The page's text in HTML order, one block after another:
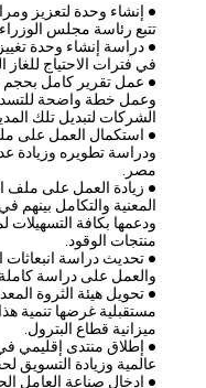
● إنشاء وحدة لتعزيز
تتبع رئاسة مجلس الوزراء
● دراسة إنشاء وحدة تغييز
في فترات الاحتياج للغاز
● عمل تقرير كامل بحجم
وعمل خطة واضحة للتسديد
الشركات لتبديل تلك
● استكمال العمل على ملف
ودراسة تطويره وزيادة عدد
● زيادة العمل على ملف
المعنية والتكامل بينهم في
ودعمها بكافة التسهيلات لما
منتجات الوقود.
● تحديث دراسة انبعاثات
والعمل على دراسة كاملة
● تحويل هيئة الثروة
مستقبلية غرضها تنمية هذا
ميزانية قطاع البترول.
● إطلاق منتدى إقليمي في
عالمية وزيادة التسويق